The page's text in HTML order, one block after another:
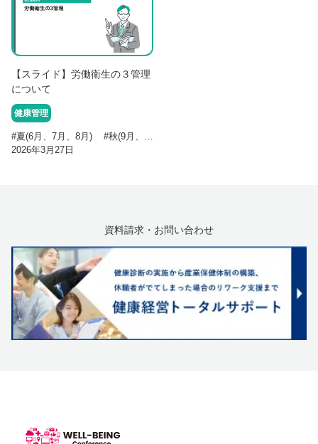
【スライド】労働衛生の３管理
について
健康管理
#夏(6月、7月、8月) #秋(9月、10月、11月)
2026年3月27日
資料請求・お問い合わせ